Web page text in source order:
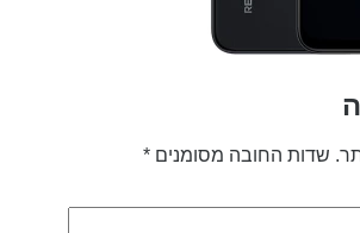
שדות החובה מסומנים*